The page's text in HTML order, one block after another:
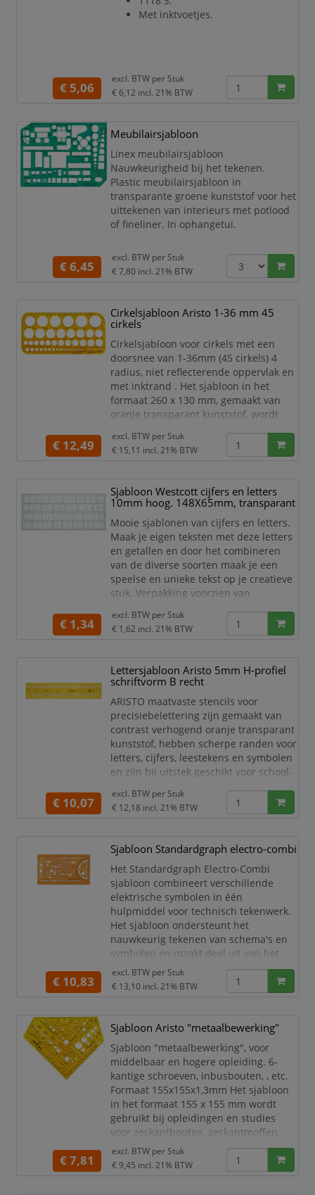
Met inktvoetjes.
€ 5,06
excl. BTW per Stuk
€ 6,12 incl. 21% BTW
Meubilairsjabloon
Linex meubilairsjabloon
Nauwkeurigheid bij het tekenen.
Plastic meubilairsjabloon in
transparante groene kunststof voor het
uittekenen van interieurs met potlood
of fineliner. In ophangetui.
€ 6,45
excl. BTW per Stuk
€ 7,80 incl. 21% BTW
Cirkelsjabloon Aristo 1-36 mm 45
cirkels
Cirkelsjabloon voor cirkels met een
doorsnee van 1-36mm (45 cirkels) 4
radius, niet reflecterende oppervlak en
met inktrand . Het sjabloon in het
formaat 260 x 130 mm, gemaakt van
oranje transparant kunststof, wordt
mm (45 cirkels). 4 hoekradii 20 tot 32
mm, instructiemarkeringen, fijne
afkortingen, cijfers 3,5 mm en een
vingerlift completeren het
prestatiespectrum van het "AR
€ 12,49
excl. BTW per Stuk
€ 15,11 incl. 21% BTW
Sjabloon Westcott cijfers en letters
10mm hoog. 148X65mm, transparant
Mooie sjablonen van cijfers en letters.
Maak je eigen teksten met deze letters
en getallen en door het combineren
van de diverse soorten maak je een
speelse en unieke tekst op je creatieve
stuk. Verpakking voorzien van
Westcott sjabloon.
transparante kleuren.
Letter hoogte 10mm
Verpakt in polybag met
europonsing.
€ 1,34
excl. BTW per Stuk
€ 1,62 incl. 21% BTW
Lettersjabloon Aristo 5mm H-profiel
schriftvorm B recht
ARISTO maatvaste stencils voor
precisiebelettering zijn gemaakt van
contrast verhogend oranje transparant
kunststof, hebben scherpe randen voor
letters, cijfers, leestekens en symbolen
en zijn bij uitstek geschikt voor school-
profiel sjabloon type B in het formaat
225 x 45 mm, voorzien van randstroken
inktpennen en voldoet aan de normen
ISO 3098/1 en DIN 6776 en aan de
normen v
€ 10,07
excl. BTW per Stuk
€ 12,18 incl. 21% BTW
Sjabloon Standardgraph electro-combi
Het Standardgraph Electro-Combi
sjabloon combineert verschillende
elektrische symbolen in één
hulpmiddel voor technisch tekenwerk.
Het sjabloon ondersteunt het
nauwkeurig tekenen van schema's en
symbolen en maakt deel uit van het
Standardgraph assortiment voor
technische documentatie en
ontwerpwerkzaamheden.
Electro-Combi
Merk Standardgraph
Voor elektrische symbolen
Voor schema's
Voor technische tekeningen
Gecombineerde uitvoering
Nauwkeurig tek
€ 10,83
excl. BTW per Stuk
€ 13,10 incl. 21% BTW
Sjabloon Aristo "metaalbewerking"
Sjabloon "metaalbewerking", voor
middelbaar en hogere opleiding. 6-
kantige schroeven, inbusbouten, , etc.
Formaat 155x155x1,3mm Het sjabloon
in het formaat 155 x 155 mm wordt
gebruikt bij opleidingen en studies
voor zeskantbouten, zeskantmoffen,
lassymbolen, vorm- en
positietoleranties, markering van
werkstukranden en
€ 7,81
excl. BTW per Stuk
€ 9,45 incl. 21% BTW